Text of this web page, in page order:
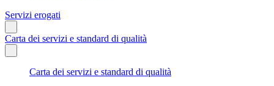
Servizi erogati
Carta dei servizi e standard di qualità
Carta dei servizi e standard di qualità